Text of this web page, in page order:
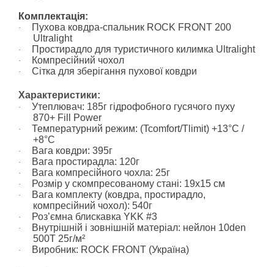
Комплектація:
·
Пухова ковдра-спальник ROCK FRONT 200
Ultralight
· Простирадло для туристичного килимка Ultralight
· Компресійний чохол
· Сітка для зберігання пухової ковдри
Характеристики:
·
Утеплювач: 185г гідрофобного гусячого пуху
870+ Fill Power
·
Температурний режим: (Tcomfort/Tlimit) +13°C /
+8°C
· Вага ковдри: 395г
· Вага простирадла: 120г
· Вага компресійного чохла: 25г
· Розмір у скомпресованому стані: 19х15 см
·
Вага комплекту (ковдра, простирадло,
компресійний чохол): 540г
· Роз’ємна блискавка YKK #3
·
Внутрішній і зовнішній матеріал: нейлон 10den
500T 25г/м²
· Виробник: ROCK FRONT (Україна)